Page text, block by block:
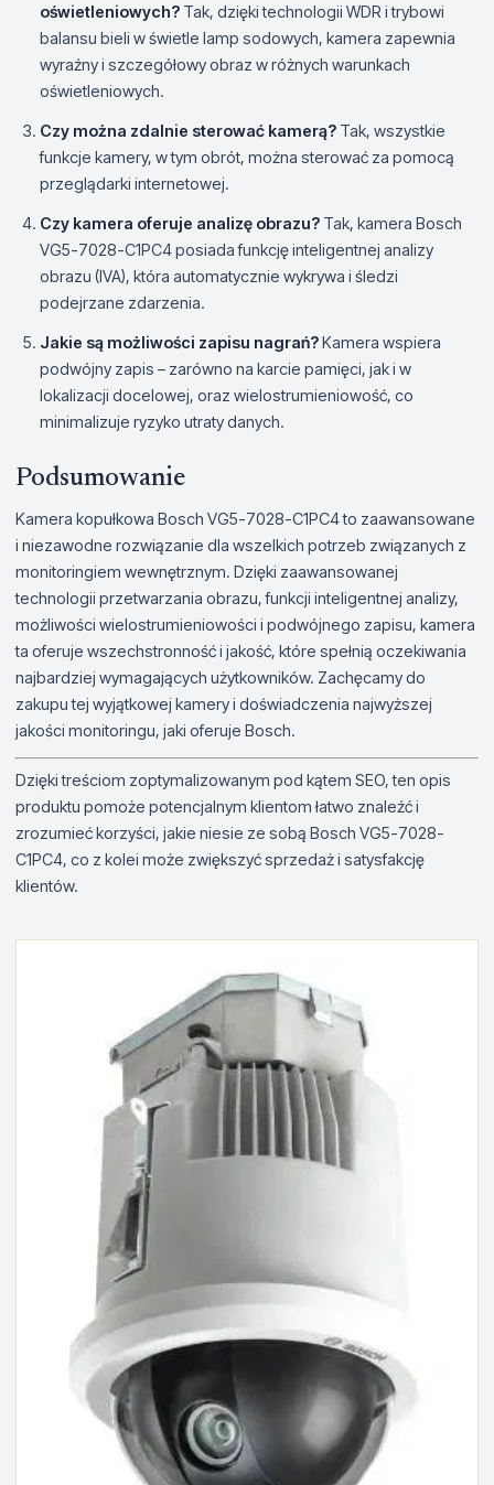
oświetleniowych? Tak, dzięki technologii WDR i trybowi
balansu bieli w świetle lamp sodowych, kamera zapewnia
wyraźny i szczegółowy obraz w różnych warunkach
oświetleniowych.
Czy można zdalnie sterować kamerą? Tak, wszystkie
funkcje kamery, w tym obrót, można sterować za pomocą
przeglądarki internetowej.
Czy kamera oferuje analizę obrazu? Tak, kamera Bosch
VG5-7028-C1PC4 posiada funkcję inteligentnej analizy
obrazu (IVA), która automatycznie wykrywa i śledzi
podejrzane zdarzenia.
Jakie są możliwości zapisu nagrań?Kamera wspiera
podwójny zapis – zarówno na karcie pamięci, jak i w
lokalizacji docelowej, oraz wielostrumieniowość, co
minimalizuje ryzyko utraty danych.
Podsumowanie
Kamera kopułkowa Bosch VG5-7028-C1PC4 to zaawansowane
i niezawodne rozwiązanie dla wszelkich potrzeb związanych z
monitoringiem wewnętrznym. Dzięki zaawansowanej
technologii przetwarzania obrazu, funkcji inteligentnej analizy,
możliwości wielostrumieniowości i podwójnego zapisu, kamera
ta oferuje wszechstronność i jakość, które spełnią oczekiwania
najbardziej wymagających użytkowników. Zachęcamy do
zakupu tej wyjątkowej kamery i doświadczenia najwyższej
jakości monitoringu, jaki oferuje Bosch.
Dzięki treściom zoptymalizowanym pod kątem SEO, ten opis
produktu pomoże potencjalnym klientom łatwo znaleźć i
zrozumieć korzyści, jakie niesie ze sobą Bosch VG5-7028-
C1PC4, co z kolei może zwiększyć sprzedaż i satysfakcję
klientów.